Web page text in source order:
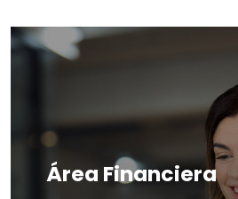
Área Financiera